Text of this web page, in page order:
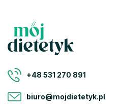
+48 531 270 891
biuro@mojdietetyk.pl